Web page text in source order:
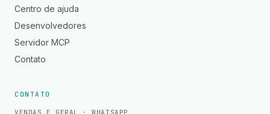
Centro de ajuda
Desenvolvedores
Servidor MCP
Contato
CONTATO
VENDAS E GERAL · WHATSAPP